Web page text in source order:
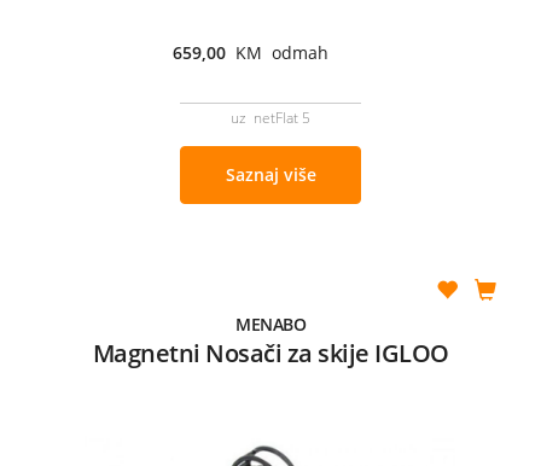
659,00 KM odmah
uz netFlat 5
Saznaj više
MENABO
Magnetni Nosači za skije IGLOO